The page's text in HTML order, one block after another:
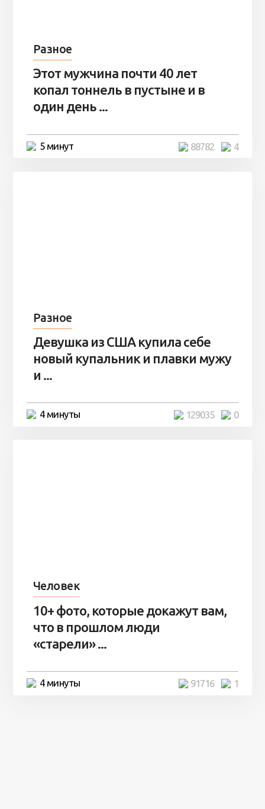
Разное
Этот мужчина почти 40 лет
копал тоннель в пустыне и в
один день ...
5 минут 4
88782
Разное
Девушка из США купила себе
новый купальник и плавки мужу
и ...
4 минуты 0
129035
Человек
10+ фото, которые докажут вам,
что в прошлом люди
«старели» ...
4 минуты 1
91716